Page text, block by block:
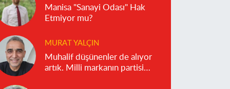
Manisa "Sanayi Odası" Hak
Etmiyor mu?
MURAT YALÇIN
Muhalif düşünenler de alıyor
artık. Milli markanın partisi